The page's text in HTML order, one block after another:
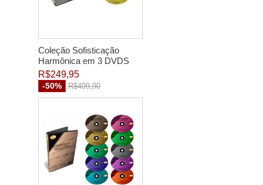
Coleção Sofisticação
Harmônica em 3 DVDS
R$249,95
-50% R$499,90